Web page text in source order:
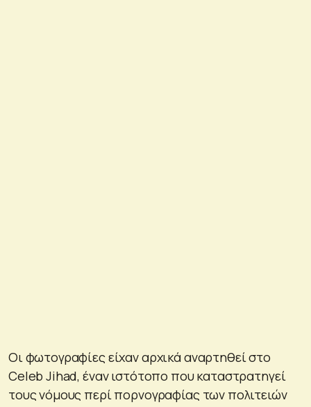
Οι φωτογραφίες είχαν αρχικά αναρτηθεί στο
Celeb Jihad, έναν ιστότοπο που καταστρατηγεί
τους νόμους περί πορνογραφίας των πολιτειών